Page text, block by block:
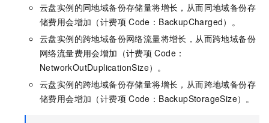
云盘实例的同地域备份存储量将增长，从而同地域备份存
储费用会增加（计费项 Code：BackupCharged）。
云盘实例的跨地域备份网络流量将增长，从而跨地域备份
网络流量费用会增加（计费项 Code：
NetworkOutDuplicationSize）。
云盘实例的跨地域备份存储量将增长，从而跨地域备份存
储费用会增加（计费项 Code：BackupStorageSize）。